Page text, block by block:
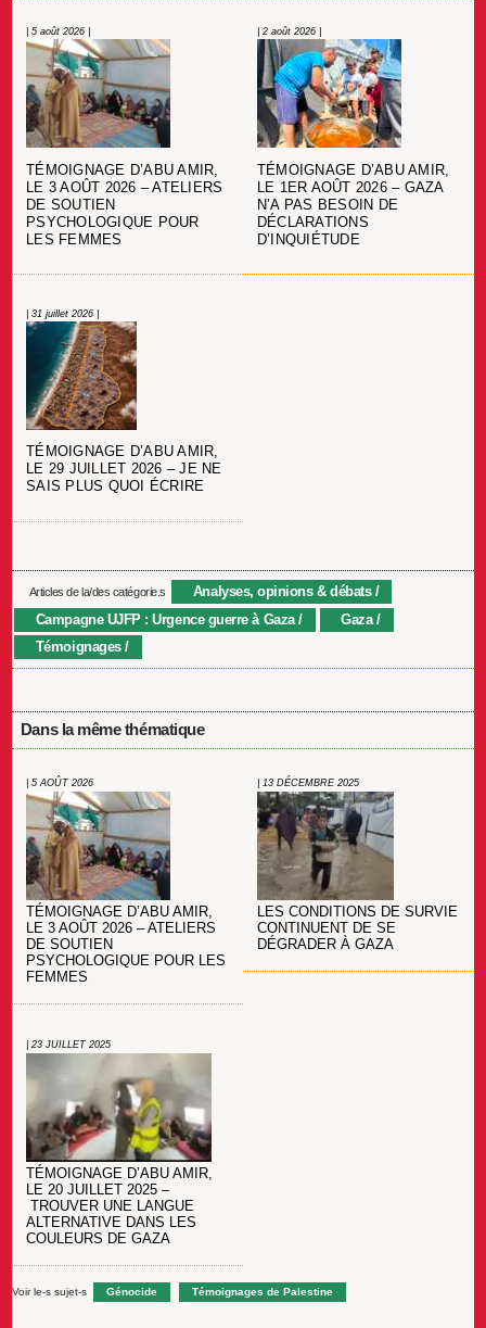
| 5 août 2026 |
TÉMOIGNAGE D’ABU AMIR,
LE 3 AOÛT 2026 – ATELIERS
DE SOUTIEN
PSYCHOLOGIQUE POUR
LES FEMMES
| 2 août 2026 |
TÉMOIGNAGE D’ABU AMIR,
LE 1ER AOÛT 2026 – GAZA
N’A PAS BESOIN DE
DÉCLARATIONS
D’INQUIÉTUDE
| 31 juillet 2026 |
TÉMOIGNAGE D’ABU AMIR,
LE 29 JUILLET 2026 – JE NE
SAIS PLUS QUOI ÉCRIRE
Articles de la/des catégorie.s
Analyses, opinions & débats
Campagne UJFP : Urgence guerre à Gaza
Gaza
Témoignages
Dans la même thématique
| 5 AOÛT 2026
TÉMOIGNAGE D’ABU AMIR,
LE 3 AOÛT 2026 – ATELIERS
DE SOUTIEN
PSYCHOLOGIQUE POUR LES
FEMMES
| 13 DÉCEMBRE 2025
LES CONDITIONS DE SURVIE
CONTINUENT DE SE
DÉGRADER À GAZA
| 23 JUILLET 2025
TÉMOIGNAGE D’ABU AMIR,
LE 20 JUILLET 2025 –
TROUVER UNE LANGUE
ALTERNATIVE DANS LES
COULEURS DE GAZA
Voir le-s sujet-s Génocide Témoignages de Palestine